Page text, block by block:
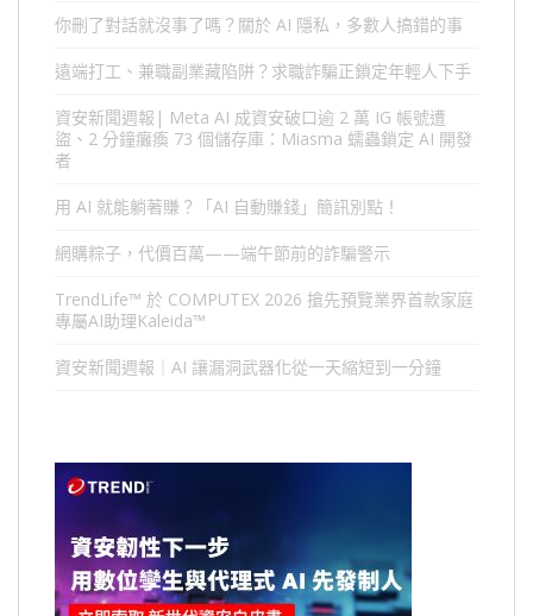
你刪了對話就沒事了嗎？關於 AI 隱私，多數人搞錯的事
遠端打工、兼職副業藏陷阱？求職詐騙正鎖定年輕人下手
資安新聞週報| Meta AI 成資安破口逾 2 萬 IG 帳號遭
盜、2 分鐘癱瘓 73 個儲存庫：Miasma 蠕蟲鎖定 AI 開發
者
用 AI 就能躺著賺？「AI 自動賺錢」簡訊別點！
網購粽子，代價百萬——端午節前的詐騙警示
TrendLife™ 於 COMPUTEX 2026 搶先預覽業界首款家庭
專屬AI助理Kaleida™
資安新聞週報｜AI 讓漏洞武器化從一天縮短到一分鐘